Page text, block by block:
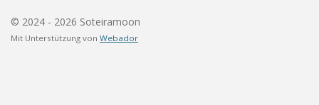
© 2024 - 2026 Soteiramoon
Mit Unterstützung von Webador